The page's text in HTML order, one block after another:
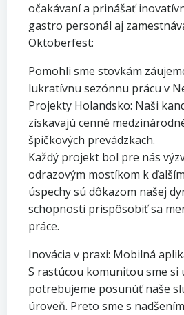
očakávaní a prinášať
gastro personál aj
​Oktoberfest:
Pomohli sme stovkám
lukratívnu sezónnu prácu v
​Projekty Holandsko: Naši
získavajú cenné
špičkových prevádzkach.
​Každý projekt bol pre nás
odrazovým mostíkom k
úspechy sú dôkazom našej
schopnosti prispôsobiť sa
práce.
​Inovácia v praxi: Mobilná
​S rastúcou komunitou sme si
potrebujeme posunúť naše
úroveň. Preto sme s